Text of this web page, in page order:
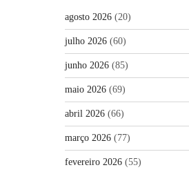
agosto 2026 (20)
julho 2026 (60)
junho 2026 (85)
maio 2026 (69)
abril 2026 (66)
março 2026 (77)
fevereiro 2026 (55)